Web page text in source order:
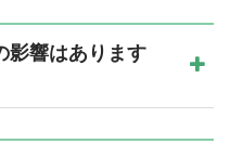
影響はあります